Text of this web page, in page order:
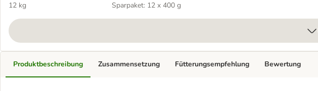
Gastrointestinal Low Fat
12 kg
Sparpaket: 12 x 400 g
Produktbeschreibung Zusammensetzung Fütterungsempfehlung Bewertung